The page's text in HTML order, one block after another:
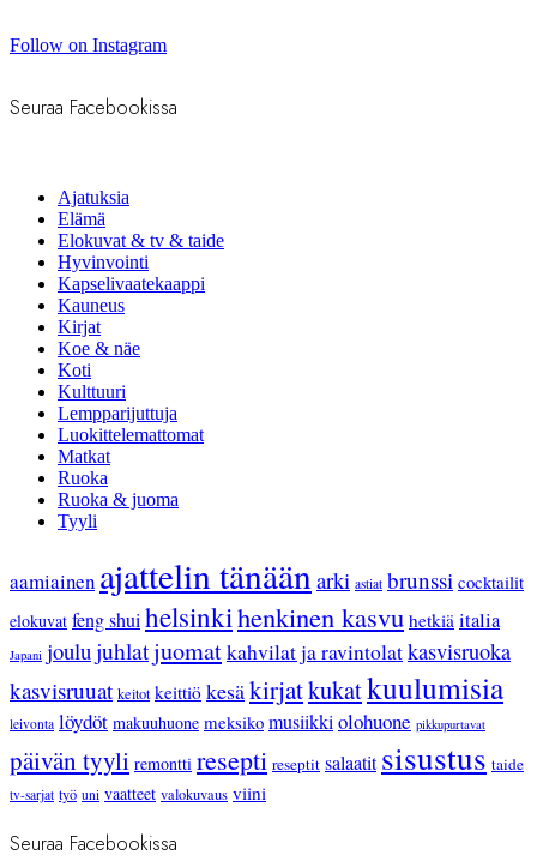
Follow on Instagram
Seuraa Facebookissa
Ajatuksia
Elämä
Elokuvat & tv & taide
Hyvinvointi
Kapselivaatekaappi
Kauneus
Kirjat
Koe & näe
Koti
Kulttuuri
Lempparijuttuja
Luokittelemattomat
Matkat
Ruoka
Ruoka & juoma
Tyyli
aamiainen ajattelin tänäänarki astiat brunssi cocktailit
elokuvat feng shuihelsinkihenkinen kasvu hetkiä italia
Japani joulujuhlatjuomatkahvilat ja ravintolatkasvisruoka
kasvisruuat keitot keittiö kesäkirjatkukatkuulumisia
leivonta löydöt makuuhuone meksiko musiikkiolohuone pikkupurtavat
päivän tyyli remontti resepti reseptit salaatit sisustus taide
tv-sarjat työ uni vaatteet valokuvaus viini
Seuraa Facebookissa